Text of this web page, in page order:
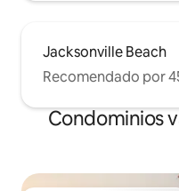
Jacksonville Beach
Recomendado por
Condominios